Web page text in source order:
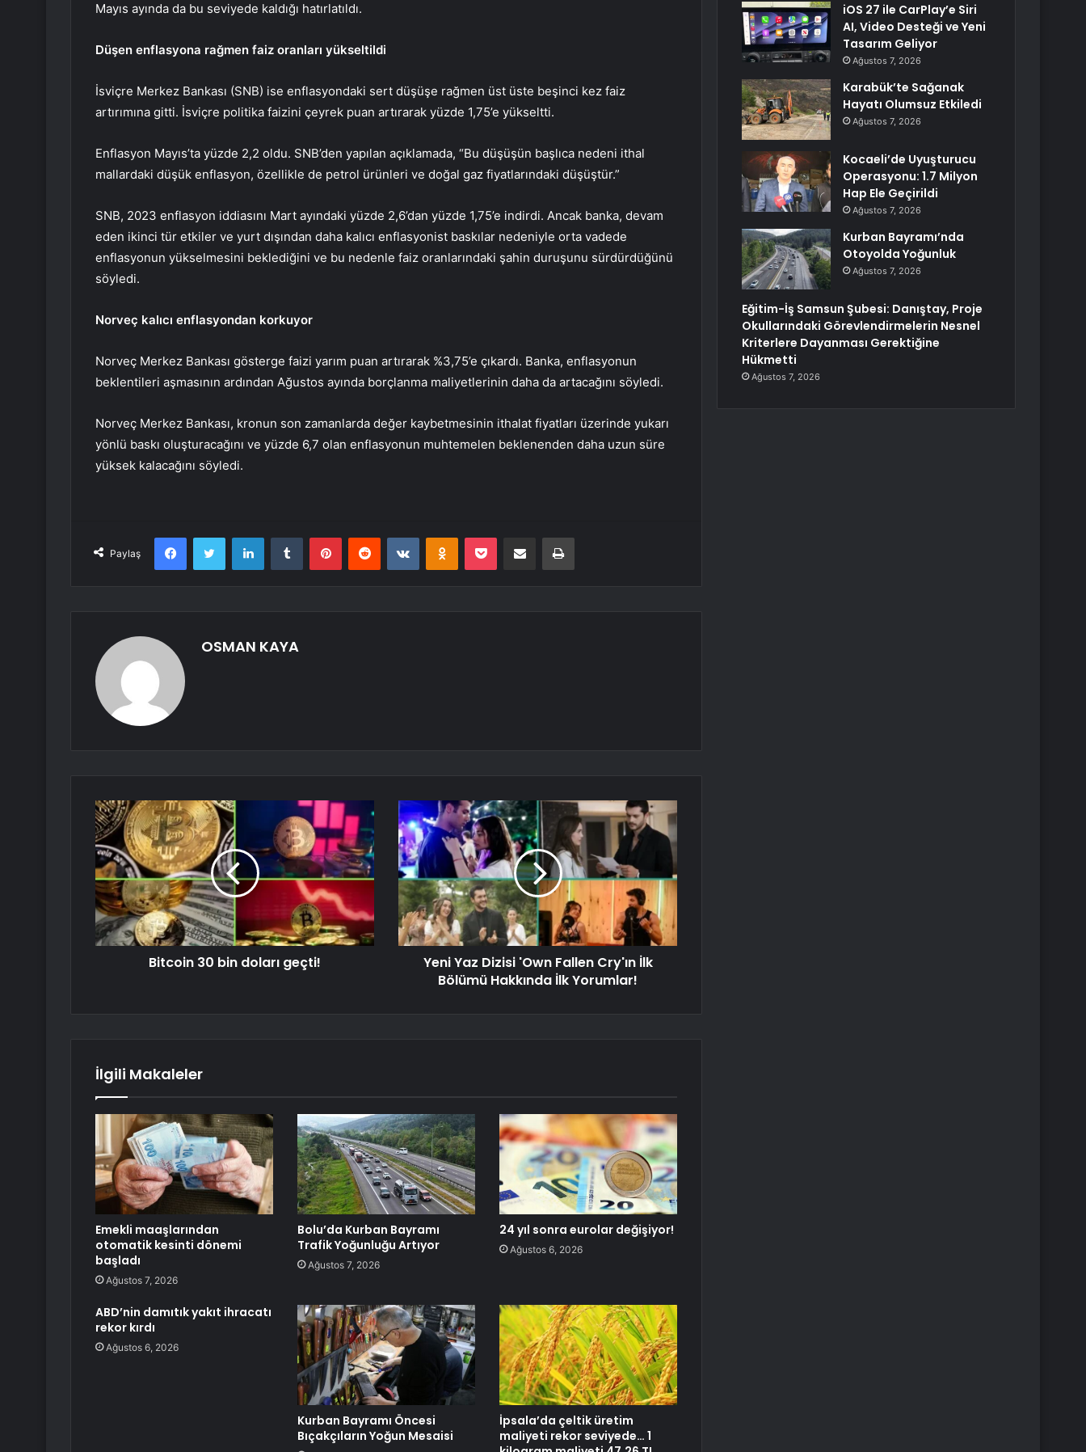
Mayıs ayında da bu seviyede kaldığı hatırlatıldı.
Düşen enflasyona rağmen faiz oranları yükseltildi
İsviçre Merkez Bankası (SNB) ise enflasyondaki sert düşüşe rağmen üst üste beşinci kez faiz
artırımına gitti. İsviçre politika faizini çeyrek puan artırarak yüzde 1,75’e yükseltti.
Enflasyon Mayıs’ta yüzde 2,2 oldu. SNB’den yapılan açıklamada, “Bu düşüşün başlıca nedeni ithal
mallardaki düşük enflasyon, özellikle de petrol ürünleri ve doğal gaz fiyatlarındaki düşüştür.”
SNB, 2023 enflasyon iddiasını Mart ayındaki yüzde 2,6’dan yüzde 1,75’e indirdi. Ancak banka, devam
eden ikinci tür etkiler ve yurt dışından daha kalıcı enflasyonist baskılar nedeniyle orta vadede
enflasyonun yükselmesini beklediğini ve bu nedenle faiz oranlarındaki şahin duruşunu sürdürdüğünü
söyledi.
Norveç kalıcı enflasyondan korkuyor
Norveç Merkez Bankası gösterge faizi yarım puan artırarak %3,75’e çıkardı. Banka, enflasyonun
beklentileri aşmasının ardından Ağustos ayında borçlanma maliyetlerinin daha da artacağını söyledi.
Norveç Merkez Bankası, kronun son zamanlarda değer kaybetmesinin ithalat fiyatları üzerinde yukarı
yönlü baskı oluşturacağını ve yüzde 6,7 olan enflasyonun muhtemelen beklenenden daha uzun süre
yüksek kalacağını söyledi.
Paylaş
FacebookTwitter LinkedInTumblr PinterestReddit VKontakteOdnoklassniki
Pocket E-Posta ile paylaş Yazdır
OSMAN KAYA
Bitcoin 30 bin doları geçti!
Yeni Yaz Dizisi 'Own Fallen Cry'ın İlk
Bölümü Hakkında İlk Yorumlar!
İlgili Makaleler
Emekli maaşlarından
otomatik kesinti dönemi
başladı
Ağustos 7, 2026
Bolu’da Kurban Bayramı
Trafik Yoğunluğu Artıyor
Ağustos 7, 2026
24 yıl sonra eurolar değişiyor!
Ağustos 6, 2026
ABD’nin damıtık yakıt ihracatı
rekor kırdı
Ağustos 6, 2026
Kurban Bayramı Öncesi
Bıçakçıların Yoğun Mesaisi
İpsala’da çeltik üretim
maliyeti rekor seviyede… 1
iOS 27 ile CarPlay’e Siri
AI, Video Desteği ve Yeni
Tasarım Geliyor
Ağustos 7, 2026
Karabük’te Sağanak
Hayatı Olumsuz Etkiledi
Ağustos 7, 2026
Kocaeli’de Uyuşturucu
Operasyonu: 1.7 Milyon
Hap Ele Geçirildi
Ağustos 7, 2026
Kurban Bayramı’nda
Otoyolda Yoğunluk
Ağustos 7, 2026
Eğitim-İş Samsun Şubesi: Danıştay, Proje
Okullarındaki Görevlendirmelerin Nesnel
Kriterlere Dayanması Gerektiğine
Hükmetti
Ağustos 7, 2026